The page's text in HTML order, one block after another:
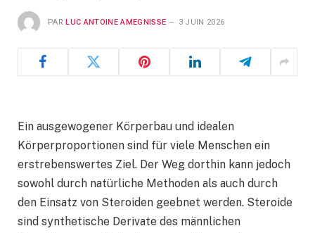
PAR LUC ANTOINE AMEGNISSE 3 JUIN 2026
Ein ausgewogener Körperbau und idealen
Körperproportionen sind für viele Menschen ein
erstrebenswertes Ziel. Der Weg dorthin kann jedoch
sowohl durch natürliche Methoden als auch durch
den Einsatz von Steroiden geebnet werden. Steroide
sind synthetische Derivate des männlichen